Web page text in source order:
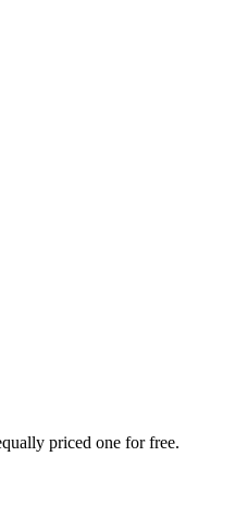
priced one for free.